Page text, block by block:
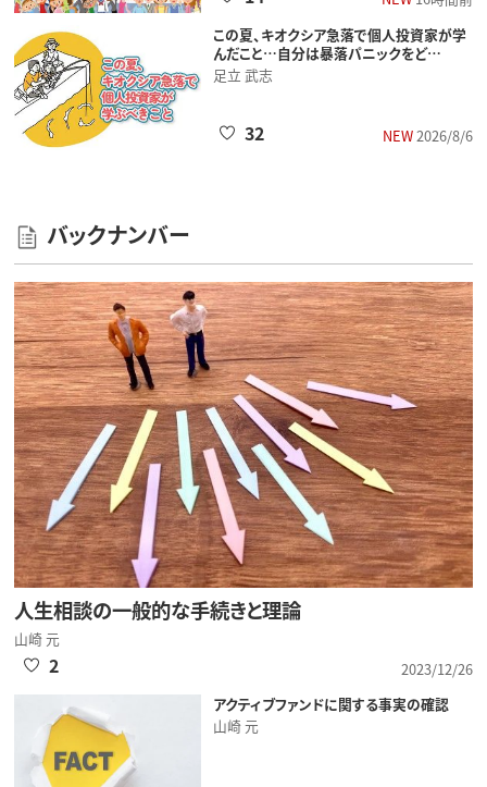
この夏、キオクシア急落で個人投資家が学
んだこと…自分は暴落パニックをど…
足立 武志
NEW2026/8/6
32
バックナンバー
人生相談の一般的な手続きと理論
山崎 元
2023/12/26
2
アクティブファンドに関する事実の確認
山崎 元